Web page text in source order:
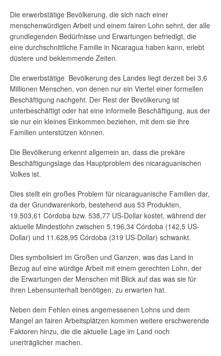
Die erwerbstätige Bevölkerung, die sich nach einer
menschenwürdigen Arbeit und einem fairen Lohn sehnt, der alle
grundlegenden Bedürfnisse und Erwartungen befriedigt, die
eine durchschnittliche Familie in Nicaragua haben kann, erlebt
düstere und beklemmende Zeiten.
Die erwerbstätige Bevölkerung des Landes liegt derzeit bei 3,6
Millionen Menschen, von denen nur ein Viertel einer formellen
Beschäftigung nachgeht. Der Rest der Bevölkerung ist
unterbeschäftigt oder hat eine informelle Beschäftigung, aus der
sie nur ein kleines Einkommen beziehen, mit dem sie ihre
Familien unterstützen können.
Die Bevölkerung erkennt allgemein an, dass die prekäre
Beschäftigungslage das Hauptproblem des nicaraguanischen
Volkes ist.
Dies stellt ein großes Problem für nicaraguanische Familien dar,
da der Grundwarenkorb, bestehend aus 53 Produkten,
19.503,61 Córdoba bzw. 538,77 US-Dollar kostet, während der
aktuelle Mindestlohn zwischen 5.196,34 Córdoba (142,5 US-
Dollar) und 11.628,95 Córdoba (319 US-Dollar) schwankt.
Dies symbolisiert im Großen und Ganzen, was das Land in
Bezug auf eine würdige Arbeit mit einem gerechten Lohn, der
die Erwartungen der Menschen mit Blick auf das was sie für
ihren Lebensunterhalt benötigen, zu erwarten hat.
Neben dem Fehlen eines angemessenen Lohns und dem
Mangel an fairen Arbeitsplätzen kommen weitere erschwerende
Faktoren hinzu, die die aktuelle Lage im Land noch
unerträglicher machen.